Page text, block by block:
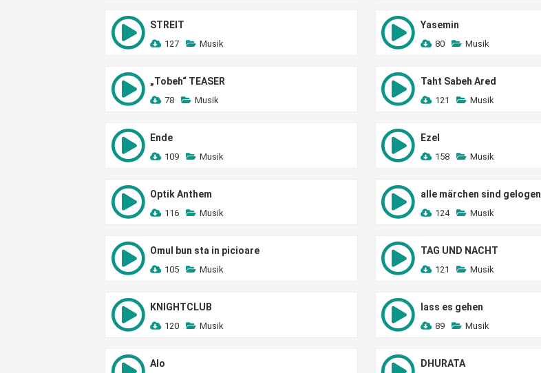
STREIT
127 Musik
Yasemin
80 Musik
„Tobeh“ TEASER
78 Musik
Taht Sabeh Ared
121 Musik
Ende
109 Musik
Ezel
158 Musik
Optik Anthem
116 Musik
alle märchen sind gelogen
124 Musik
Omul bun sta in picioare
105 Musik
TAG UND NACHT
121 Musik
KNIGHTCLUB
120 Musik
lass es gehen
89 Musik
Alo DHURATA